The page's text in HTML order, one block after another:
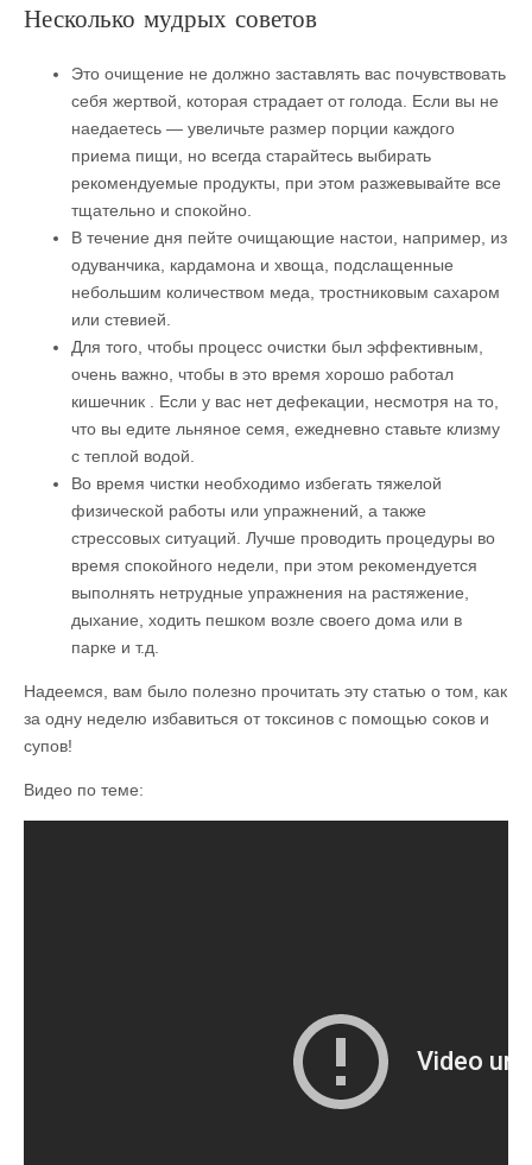
Несколько мудрых советов
Это очищение не должно заставлять вас почувствовать
себя жертвой, которая страдает от голода. Если вы не
наедаетесь — увеличьте размер порции каждого
приема пищи, но всегда старайтесь выбирать
рекомендуемые продукты, при этом разжевывайте все
тщательно и спокойно.
В течение дня пейте очищающие настои, например, из
одуванчика, кардамона и хвоща, подслащенные
небольшим количеством меда, тростниковым сахаром
или стевией.
Для того, чтобы процесс очистки был эффективным,
очень важно, чтобы в это время хорошо работал
кишечник . Если у вас нет дефекации, несмотря на то,
что вы едите льняное семя, ежедневно ставьте клизму
с теплой водой.
Во время чистки необходимо избегать тяжелой
физической работы или упражнений, а также
стрессовых ситуаций. Лучше проводить процедуры во
время спокойного недели, при этом рекомендуется
выполнять нетрудные упражнения на растяжение,
дыхание, ходить пешком возле своего дома или в
парке и т.д.
Надеемся, вам было полезно прочитать эту статью о том, как
за одну неделю избавиться от токсинов с помощью соков и
супов!
Видео по теме: